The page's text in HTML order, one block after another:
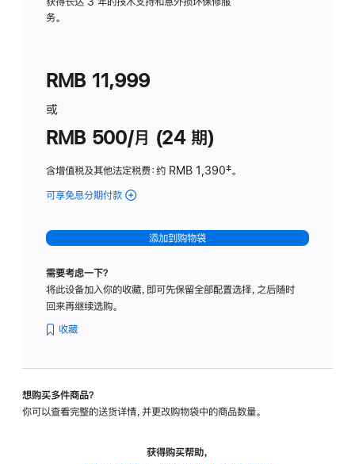
务。
RMB 11,999
或
RMB 500/月 (24 期)
含增值税及其他法定税费：约 RMB 1,390脚
‡。
可享免息分期付款 (Studio
-
标
璃
转
添加到购物袋
需要考虑一下？
将此设备加入你的收藏，即可先保留全部配置选择，之后随时
回来再继续选购。
收藏
想购买多件商品？
你可以查看完整的送货详情，并更改购物袋中的商品数量。
获得购买帮助，